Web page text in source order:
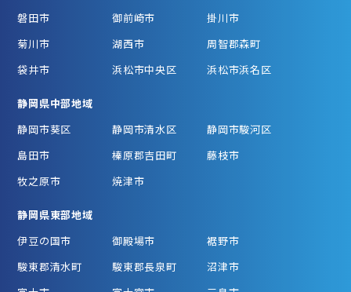
磐田市
御前崎市
掛川市
菊川市
湖西市
周智郡森町
袋井市
浜松市中央区 浜松市浜名区
静岡県中部地域
静岡市葵区
静岡市清水区
静岡市駿河区
島田市
榛原郡吉田町
藤枝市
牧之原市
焼津市
静岡県東部地域
伊豆の国市
御殿場市
裾野市
駿東郡清水町
駿東郡長泉町
沼津市